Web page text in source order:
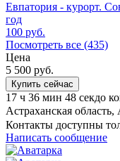
Евпатория - курорт.
год
100 руб.
Посмотреть все (435)
Цена
5 500 руб.
Купить сейчас
17 ч 36 мин 48 секдо
Астраханская область,
Контакты доступны
Написать сообщение